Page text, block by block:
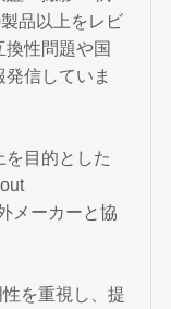
品以上をレビ
換性問題や国
信していま
を目的とした
メーカーと協
を重視し、提